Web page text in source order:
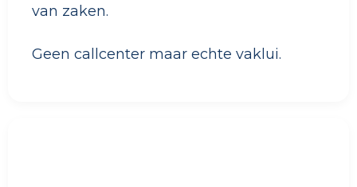
van zaken.
Geen callcenter maar echte vaklui.